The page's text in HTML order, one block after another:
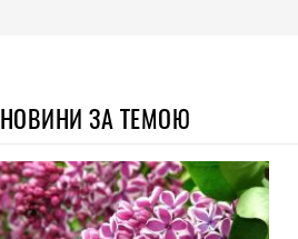
НОВИНИ ЗА ТЕМОЮ